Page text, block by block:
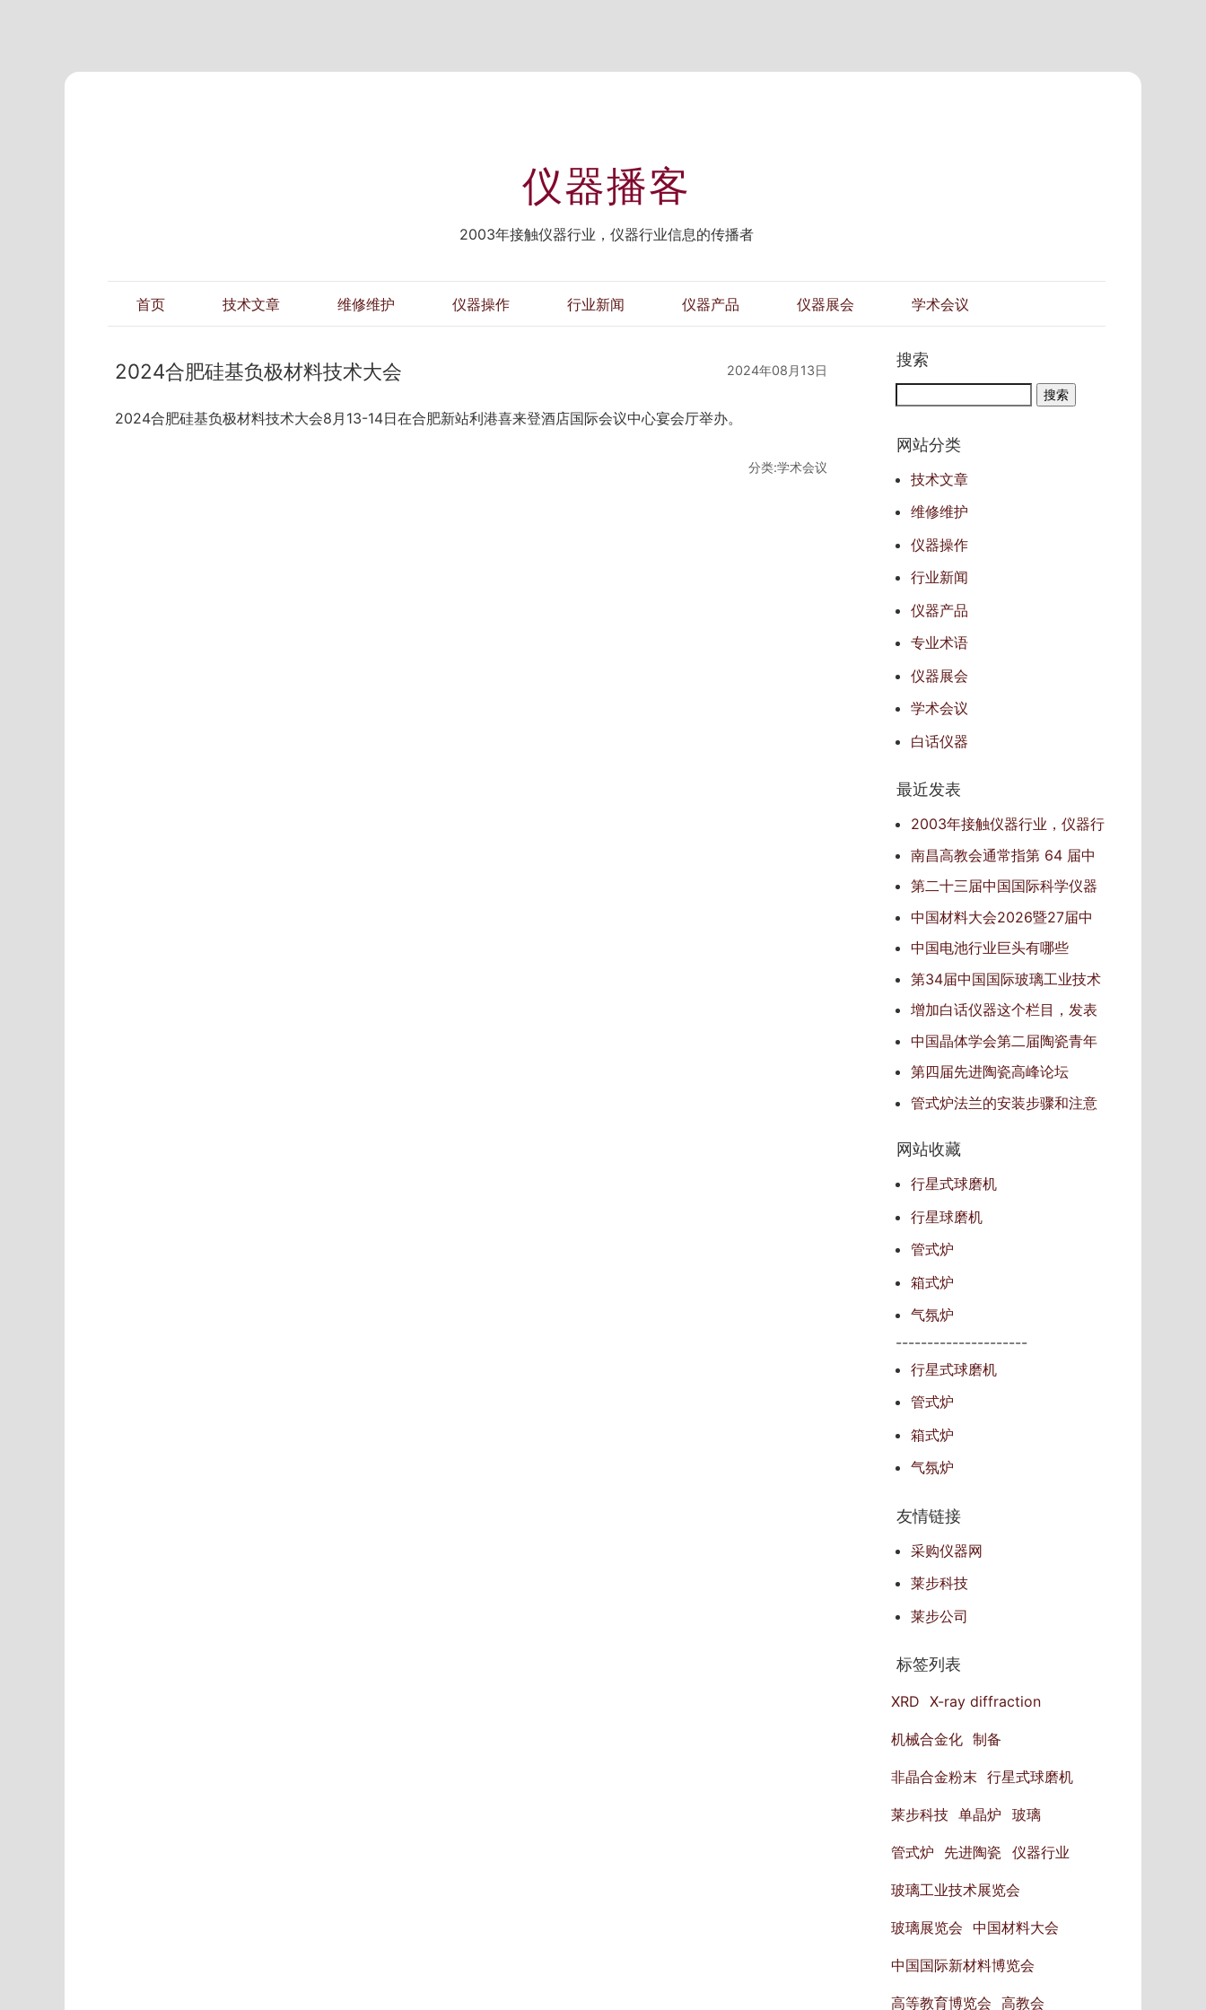
仪器播客
2003年接触仪器行业，仪器行业信息的传播者
首页 技术文章 维修维护 仪器操作 行业新闻 仪器产品 仪器展会 学术会议
2024年08月13日
2024合肥硅基负极材料技术大会
2024合肥硅基负极材料技术大会8月13-14日在合肥新站利港喜来登酒店国际会议中心宴会厅举办。
分类:学术会议
搜索
网站分类
技术文章
维修维护
仪器操作
行业新闻
仪器产品
专业术语
仪器展会
学术会议
白话仪器
最近发表
2003年接触仪器行业，仪器行
业信息的传播者
南昌高教会通常指‌第 64 届中
国高等教育博览会‌
第二十三届中国国际科学仪器
及实验室装备展览会
中国材料大会2026暨27届中
国国际新材料博览会
中国电池行业巨头有哪些
第34届中国国际玻璃工业技术
展览会（China Glass 2025）
增加白话仪器这个栏目，发表
自己对仪器的见解
中国晶体学会第二届陶瓷青年
学术会议
第四届先进陶瓷高峰论坛
管式炉法兰的安装步骤和注意
网站收藏
行星式球磨机
行星球磨机
管式炉
箱式炉
气氛炉
---------------------
行星式球磨机
管式炉
箱式炉
气氛炉
友情链接
采购仪器网
莱步科技
莱步公司
标签列表
XRD X-ray diffraction
机械合金化 制备
非晶合金粉末 行星式球磨机
莱步科技 单晶炉 玻璃
管式炉 先进陶瓷 仪器行业
玻璃工业技术展览会
玻璃展览会 中国材料大会
中国国际新材料博览会
高等教育博览会 高教会